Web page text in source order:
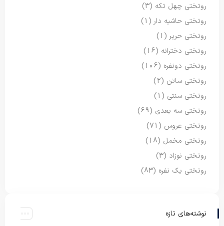
روتختی چهل تکه (3)
روتختی حاشیه دار (1)
روتختی حریر (1)
روتختی دخترانه (16)
روتختی دونفره (106)
روتختی ساتن (2)
روتختی سنتی (1)
روتختی سه بعدی (69)
روتختی عروس (71)
روتختی مخمل (18)
روتختی نوزاد (3)
روتختی یک نفره (83)
نوشته‌های تازه